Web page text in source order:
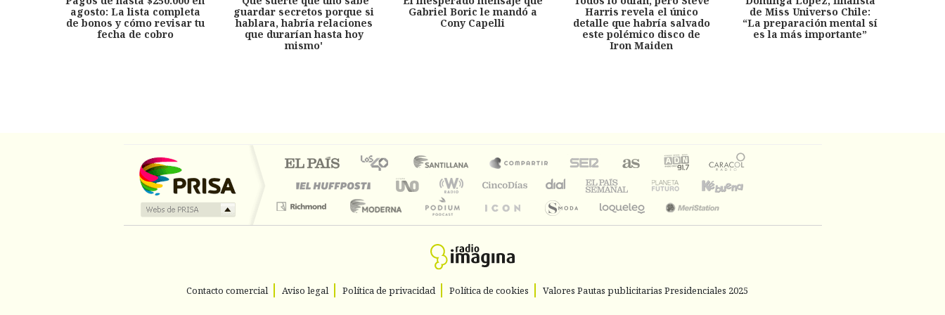
agosto: La lista completa
de bonos y cómo revisar tu
fecha de cobro
guardar secretos porque si
hablara, habría relaciones
que durarían hasta hoy
mismo'
Gabriel Boric le mandó a
Cony Capelli
Harris revela el único
detalle que habría salvado
este polémico disco de
Iron Maiden
de Miss Universo Chile:
“La preparación mental sí
es la más importante”
Contacto comercial Aviso legal Política de privacidad Política de cookies Valores Pautas publicitarias Presidenciales 2025